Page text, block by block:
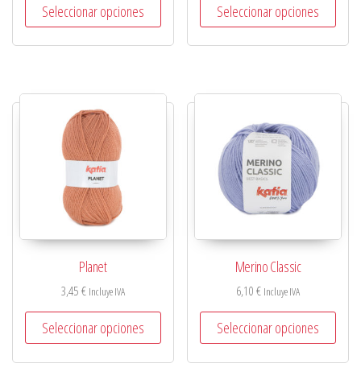
Seleccionar opciones Seleccionar opciones
Planet
3,45€ Incluye IVA
Seleccionar opciones
Merino Classic
6,10€ Incluye IVA
Seleccionar opciones